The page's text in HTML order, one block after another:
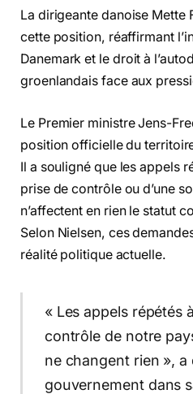
La dirigeante danoise Mette
cette position, réaffirmant
Danemark et le droit à
groenlandais face aux
Le Premier ministre Jens-
position officielle du
Il a souligné que les appels
prise de contrôle ou d’une
n’affectent en rien le statut
Selon Nielsen, ces
réalité politique actuelle.
« Les appels répétés
contrôle de notre
ne changent rien »,
gouvernement dans